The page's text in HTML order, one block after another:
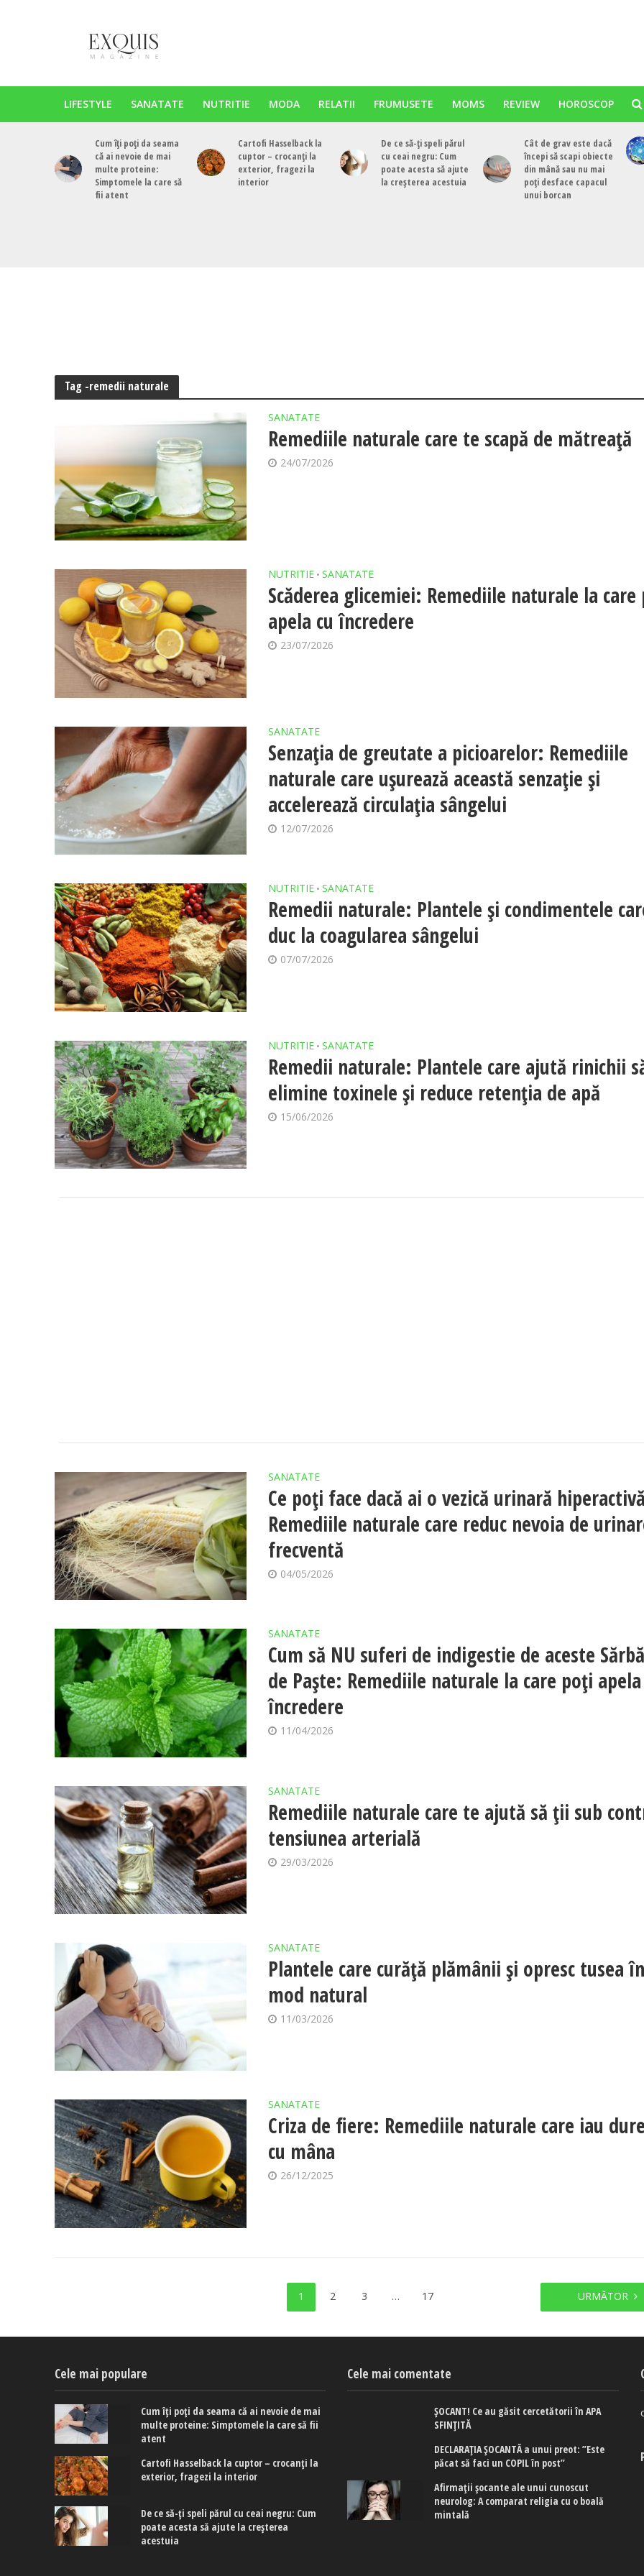
LIFESTYLE SANATATE NUTRITIE MODA RELATII FRUMUSETE MOMS REVIEW HOROSCOP
Cum îți poți da seama
că ai nevoie de mai
multe proteine:
Simptomele la care să
fii atent
Cartofi Hasselback la
cuptor – crocanți la
exterior, fragezi la
interior
De ce să-ți speli părul
cu ceai negru: Cum
poate acesta să ajute
la creșterea acestuia
Cât de grav este dacă
începi să scapi obiecte
din mână sau nu mai
poți desface capacul
unui borcan
Tag -remedii naturale
SANATATE
Remediile naturale care te scapă de mătreață
24/07/2026
NUTRITIE • SANATATE
Scăderea glicemiei: Remediile naturale la
apela cu încredere
23/07/2026
SANATATE
Senzația de greutate a picioarelor: Remediile
naturale care ușurează această senzație și
accelerează circulația sângelui
12/07/2026
NUTRITIE • SANATATE
Remedii naturale: Plantele și condimentele
duc la coagularea sângelui
07/07/2026
NUTRITIE • SANATATE
Remedii naturale: Plantele care ajută rinichii
elimine toxinele și reduce retenția de apă
15/06/2026
SANATATE
Ce poți face dacă ai o vezică urinară
Remediile naturale care reduc nevoia de
frecventă
04/05/2026
SANATATE
Cum să NU suferi de indigestie de aceste
de Paște: Remediile naturale la care poți
încredere
11/04/2026
SANATATE
Remediile naturale care te ajută să ții sub
tensiunea arterială
29/03/2026
SANATATE
Plantele care curăță plămânii și opresc tusea
mod natural
11/03/2026
SANATATE
Criza de fiere: Remediile naturale care iau
cu mâna
26/12/2025
1 2 3 … 17 URMĂTOR
Cele mai populare
Cum îți poți da seama că ai nevoie de mai
multe proteine: Simptomele la care să fii
atent
Cartofi Hasselback la cuptor – crocanți la
exterior, fragezi la interior
De ce să-ți speli părul cu ceai negru: Cum
poate acesta să ajute la creșterea
acestuia
Cele mai comentate
ȘOCANT! Ce au găsit cercetătorii în APA
SFINȚITĂ
DECLARAȚIA ȘOCANTĂ a unui preot: ”Este
păcat să faci un COPIL în post”
Afirmaţii şocante ale unui cunoscut
neurolog: A comparat religia cu o boală
mintală